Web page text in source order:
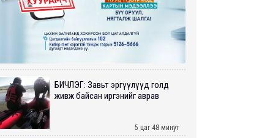
БИЧЛЭГ: Завьт эргүүлүүд голд
живж байсан иргэнийг аврав
5 цаг 48 минут